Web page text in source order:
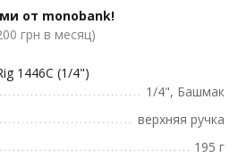
от monobank!
грн в месяц)
1446C (1/4")
1/4", Башмак
верхняя ручка
195 г